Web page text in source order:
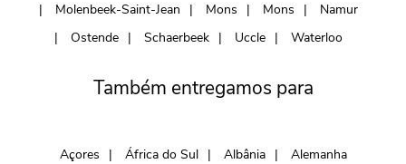
Molenbeek-Saint-Jean
Mons Mons
Namur
Ostende
Schaerbeek Uccle Waterloo
Também entregamos para
Açores África do Sul Albânia
Alemanha